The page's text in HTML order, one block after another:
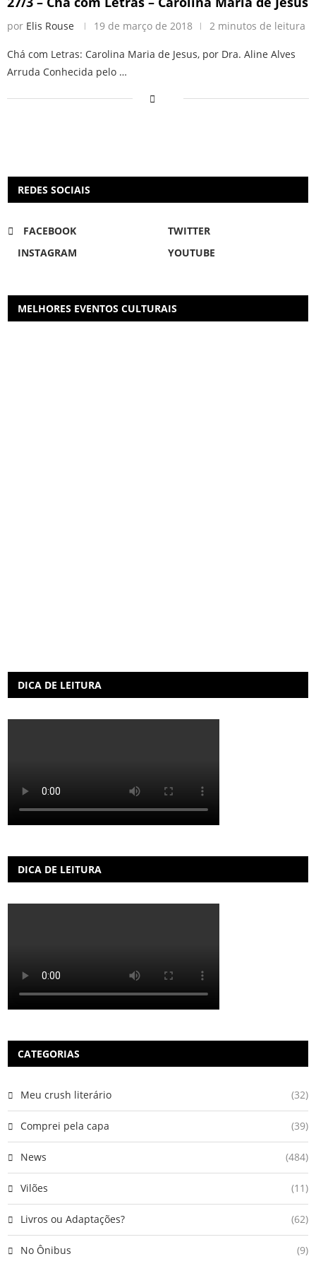
por Elis Rouse 19 de março de 2018 2 minutos de leitura
Chá com Letras: Carolina Maria de Jesus, por Dra. Aline Alves
Arruda Conhecida pelo …
REDES SOCIAIS
FACEBOOK
TWITTER
INSTAGRAM
YOUTUBE
MELHORES EVENTOS CULTURAIS
DICA DE LEITURA
DICA DE LEITURA
CATEGORIAS
Meu crush literário (32)
Comprei pela capa (39)
News (484)
Vilões (11)
Livros ou Adaptações? (62)
No Ônibus (9)